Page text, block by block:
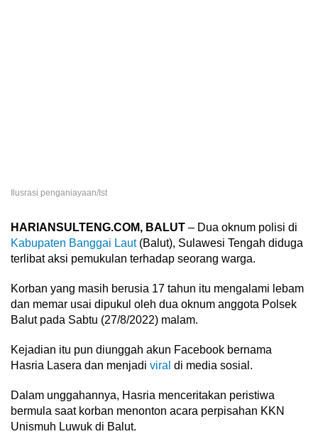
Ilusrasi penganiayaan/Ist
HARIANSULTENG.COM, BALUT – Dua oknum polisi di
Kabupaten Banggai Laut(Balut), Sulawesi Tengah diduga
terlibat aksi pemukulan terhadap seorang warga.
Korban yang masih berusia 17 tahun itu mengalami lebam
dan memar usai dipukul oleh dua oknum anggota Polsek
Balut pada Sabtu (27/8/2022) malam.
Kejadian itu pun diunggah akun Facebook bernama
Hasria Lasera dan menjadi viral di media sosial.
Dalam unggahannya, Hasria menceritakan peristiwa
bermula saat korban menonton acara perpisahan KKN
Unismuh Luwuk di Balut.